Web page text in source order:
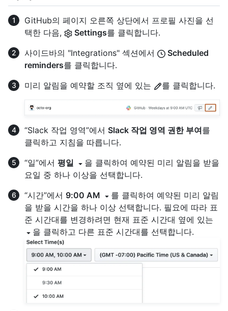
GitHub의 페이지 오른쪽 상단에서 프로필 사진을 선
택한 다음,
Settings를 클릭합니다.
사이드바의 "Integrations" 섹션에서
Scheduled
reminders를 클릭합니다.
미리 알림을 예약할 조직 옆에 있는
를 클릭합니다.
“Slack 작업 영역”에서 Slack 작업 영역 권한 부여를
클릭하고 지침을 따릅니다.
“일”에서 평일
을 클릭하여 예약된 미리 알림을 받을
요일 중 하나 이상을 선택합니다.
“시간”에서 9:00 AM
를 클릭하여 예약된 미리 알림
을 받을 시간을 하나 이상 선택합니다. 필요에 따라 표
준 시간대를 변경하려면 현재 표준 시간대 옆에 있는
을 클릭하고 다른 표준 시간대를 선택합니다.